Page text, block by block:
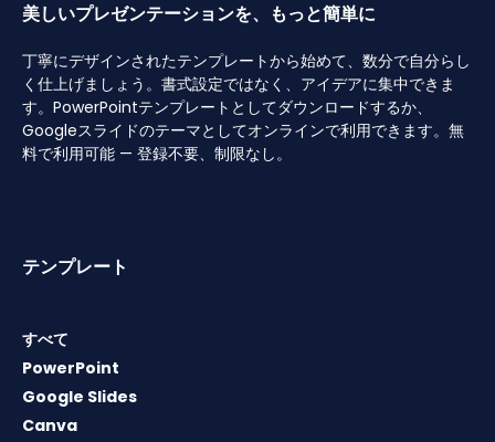
美しいプレゼンテーションを、もっと簡単に
丁寧にデザインされたテンプレートから始めて、数分で自分らし
く仕上げましょう。書式設定ではなく、アイデアに集中できま
す。PowerPointテンプレートとしてダウンロードするか、
Googleスライドのテーマとしてオンラインで利用できます。無
料で利用可能 — 登録不要、制限なし。
テンプレート
すべて
PowerPoint
Google Slides
Canva